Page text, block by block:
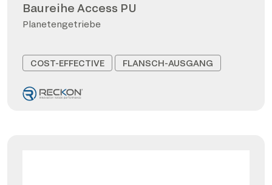
Baureihe Access PU
Planetengetriebe
COST-EFFECTIVE FLANSCH-AUSGANG